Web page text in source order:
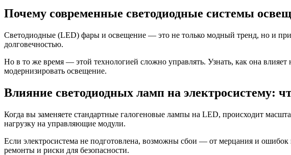
Почему современные светодиодные системы
Светодиодные (LED) фары и освещение — это не только модный тренд, но и
долговечностью.
Но в то же время — этой технологией сложно управлять. Узнать, как она
модернизировать освещение.
Влияние светодиодных ламп на электросистему:
Когда вы заменяете стандартные галогеновые лампы на LED, происходит
нагрузку на управляющие модули.
Если электросистема не подготовлена, возможны сбои — от мерцания и
ремонты и риски для безопасности.